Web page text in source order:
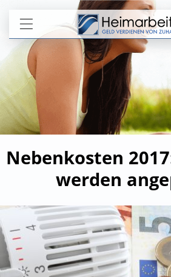
Nebenkosten
werden